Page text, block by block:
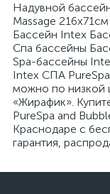
Надувной
Massage
Бассейн Intex
Спа бассейны
Spa-бассейны
Intex СПА
можно по низкой
«Жирафик».
PureSpa and
Краснодаре с
гарантия,